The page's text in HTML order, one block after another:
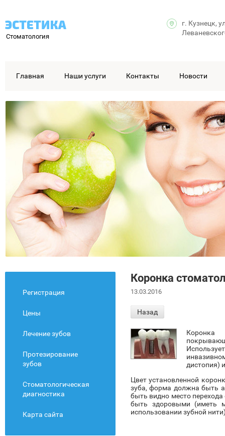
Стоматология
г. Кузнецк,
Главная Наши услуги Контакты Новости
Регистрация
Цены
Лечение зубов
Протезирование
зубов
Стоматологическая
диагностика
Карта сайта
Коронка
13.03.2016
Назад
Коронка
дистопия)
Цвет установленной
зуба, форма должна быть
быть видно место
быть здоровыми (иметь
использовании зубной